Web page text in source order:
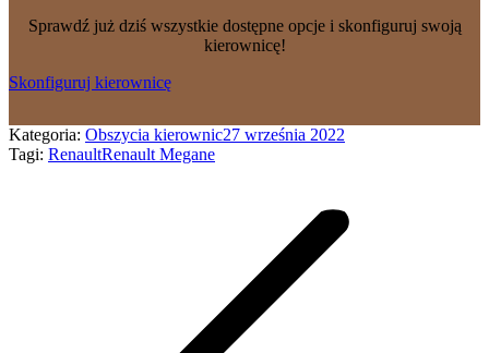
Sprawdź już dziś wszystkie dostępne opcje i skonfiguruj swoją
kierownicę!
Skonfiguruj kierownicę
Kategoria: Obszycia kierownic27 września 2022
Tagi: RenaultRenault Megane